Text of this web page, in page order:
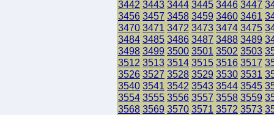
3442 3443 3444 3445 3446 3447
3456 3457 3458 3459 3460 3461
3470 3471 3472 3473 3474 3475
3484 3485 3486 3487 3488 3489
3498 3499 3500 3501 3502 3503
3512 3513 3514 3515 3516 3517
3526 3527 3528 3529 3530 3531
3540 3541 3542 3543 3544 3545
3554 3555 3556 3557 3558 3559
3568 3569 3570 3571 3572 3573